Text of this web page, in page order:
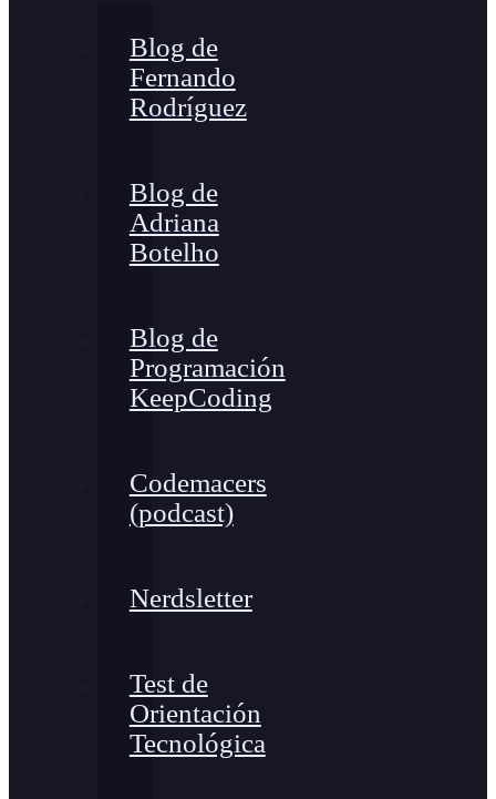
Blog de
Fernando
Rodríguez
Blog de
Adriana
Botelho
Blog de
Programación
KeepCoding
Codemacers
(podcast)
Nerdsletter
Test de
Orientación
Tecnológica